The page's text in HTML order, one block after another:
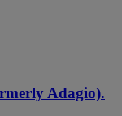
Adagio).